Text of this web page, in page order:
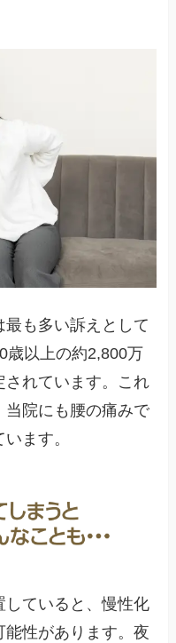
も多い訴えとして
歳以上の約2,800万
されています。これ
当院にも腰の痛みで
ます。
していると、慢性化
能性があります。夜